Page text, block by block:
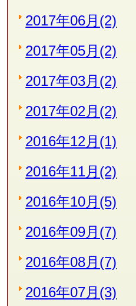
2017年06月(2)
2017年05月(2)
2017年03月(2)
2017年02月(2)
2016年12月(1)
2016年11月(2)
2016年10月(5)
2016年09月(7)
2016年08月(7)
2016年07月(3)